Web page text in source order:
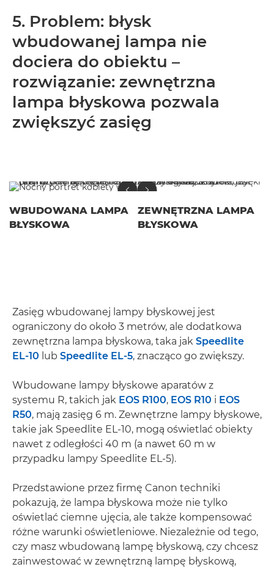
5. Problem: błysk
wbudowanej lampa nie
dociera do obiektu –
rozwiązanie: zewnętrzna
lampa błyskowa pozwala
zwiększyć zasięg
WBUDOWANA LAMPA
BŁYSKOWA
ZEWNĘTRZNA LAMPA
BŁYSKOWA
Zasięg wbudowanej lampy błyskowej jest
ograniczony do około 3 metrów, ale dodatkowa
zewnętrzna lampa błyskowa, taka jak Speedlite
EL-10 lub Speedlite EL-5, znacząco go zwiększy.
Wbudowane lampy błyskowe aparatów z
systemu R, takich jak EOS R100, EOS R10 i EOS
R50, mają zasięg 6 m. Zewnętrzne lampy błyskowe,
takie jak Speedlite EL-10, mogą oświetlać obiekty
nawet z odległości 40 m (a nawet 60 m w
przypadku lampy Speedlite EL-5).
Przedstawione przez firmę Canon techniki
pokazują, że lampa błyskowa może nie tylko
oświetlać ciemne ujęcia, ale także kompensować
różne warunki oświetleniowe. Niezależnie od tego,
czy masz wbudowaną lampę błyskową, czy chcesz
zainwestować w zewnętrzną lampę błyskową,